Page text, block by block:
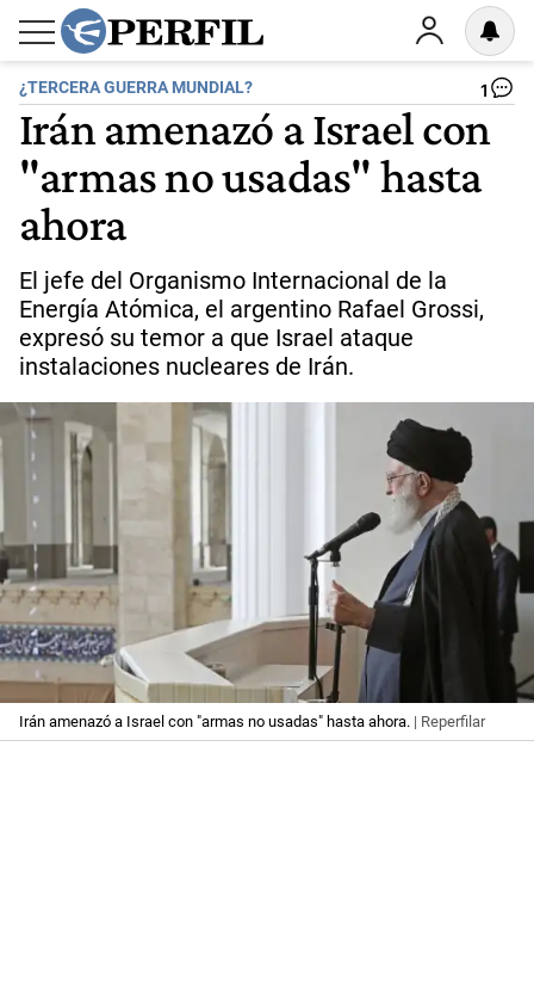
¿TERCERA GUERRA MUNDIAL? 1
Irán amenazó a Israel con
"armas no usadas" hasta
ahora
El jefe del Organismo Internacional de la
Energía Atómica, el argentino Rafael Grossi,
expresó su temor a que Israel ataque
instalaciones nucleares de Irán.
Irán amenazó a Israel con "armas no usadas" hasta ahora. | Reperfilar